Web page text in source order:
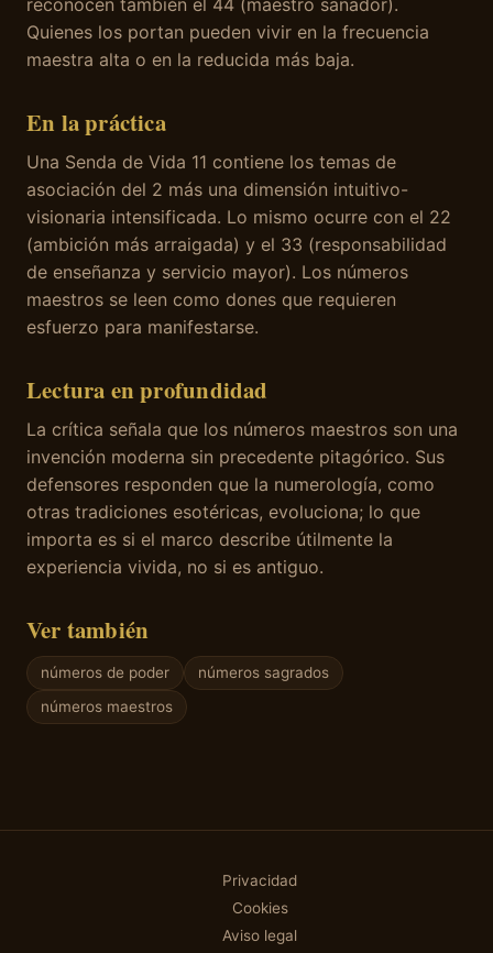
reconocen también el 44 (maestro sanador).
Quienes los portan pueden vivir en la frecuencia
maestra alta o en la reducida más baja.
En la práctica
Una Senda de Vida 11 contiene los temas de
asociación del 2 más una dimensión intuitivo-
visionaria intensificada. Lo mismo ocurre con el 22
(ambición más arraigada) y el 33 (responsabilidad
de enseñanza y servicio mayor). Los números
maestros se leen como dones que requieren
esfuerzo para manifestarse.
Lectura en profundidad
La crítica señala que los números maestros son una
invención moderna sin precedente pitagórico. Sus
defensores responden que la numerología, como
otras tradiciones esotéricas, evoluciona; lo que
importa es si el marco describe útilmente la
experiencia vivida, no si es antiguo.
Ver también
números de poder
números sagrados
números maestros
Privacidad
Cookies
Aviso legal